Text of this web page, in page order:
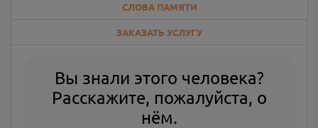
СЛОВА ПАМЯТИ
ЗАКАЗАТЬ УСЛУГУ
Вы знали этого человека?
Расскажите, пожалуйста, о
нём.